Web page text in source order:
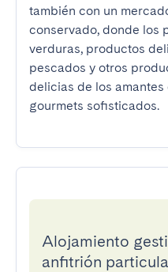
también con un
conservado, donde los
verduras, productos
pescados y otros
delicias de los amantes
gourmets sofisticados.
Alojamiento
anfitrión